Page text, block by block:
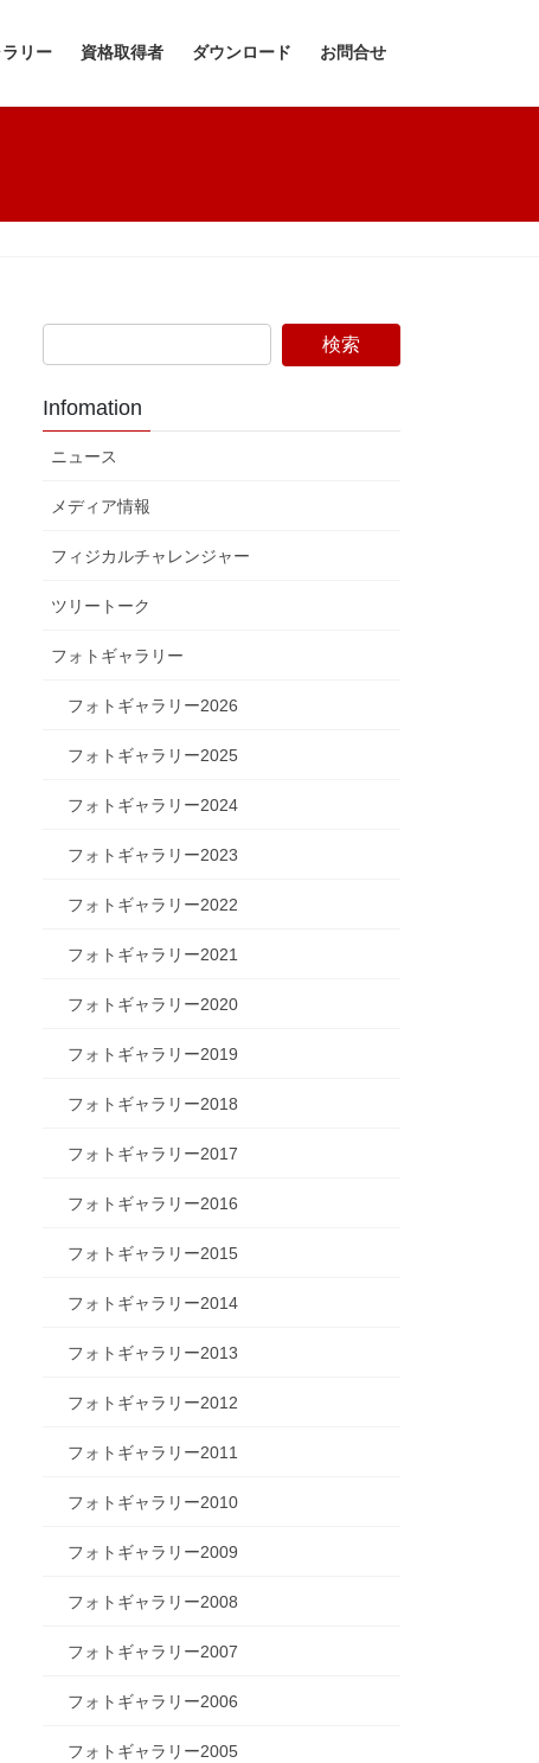
リー 資格取得者 ダウンロード お問合せ
Infomation
ニュース
メディア情報
フィジカルチャレンジャー
ツリートーク
フォトギャラリー
フォトギャラリー2026
フォトギャラリー2025
フォトギャラリー2024
フォトギャラリー2023
フォトギャラリー2022
フォトギャラリー2021
フォトギャラリー2020
フォトギャラリー2019
フォトギャラリー2018
フォトギャラリー2017
フォトギャラリー2016
フォトギャラリー2015
フォトギャラリー2014
フォトギャラリー2013
フォトギャラリー2012
フォトギャラリー2011
フォトギャラリー2010
フォトギャラリー2009
フォトギャラリー2008
フォトギャラリー2007
フォトギャラリー2006
フォトギャラリー2005